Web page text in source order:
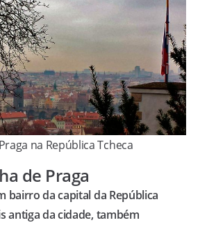
na República Tcheca
de Praga
bairro da capital da República
antiga da cidade, também